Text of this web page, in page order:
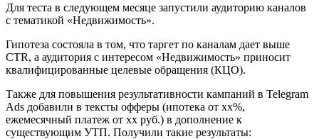
Для теста в следующем месяце запустили аудиторию каналов
с тематикой «Недвижимость».
Гипотеза состояла в том, что таргет по каналам дает выше
CTR, а аудитория с интересом «Недвижимость» приносит
квалифицированные целевые обращения (КЦО).
Также для повышения результативности кампаний в Telegram
Ads добавили в тексты офферы (ипотека от хх%,
ежемесячный платеж от хх руб.) в дополнение к
существующим УТП. Получили такие результаты: